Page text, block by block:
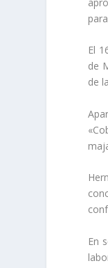
El
de
de
En